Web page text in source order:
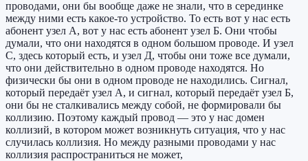
проводами, они бы вообще даже не знали, что в серединке
между ними есть какое-то устройство. То есть вот у нас есть
абонент узел А, вот у нас есть абонент узел Б. Они чтобы
думали, что они находятся в одном большом проводе. И узел
С, здесь который есть, и узел Д, чтобы они тоже все думали,
что они действительно в одном проводе находятся. Но
физически бы они в одном проводе не находились. Сигнал,
который передаёт узел А, и сигнал, который передаёт узел Б,
они бы не сталкивались между собой, не формировали бы
коллизию. Поэтому каждый провод — это у нас домен
коллизий, в котором может возникнуть ситуация, что у нас
случилась коллизия. Но между разными проводами у нас
коллизия распространиться не может,